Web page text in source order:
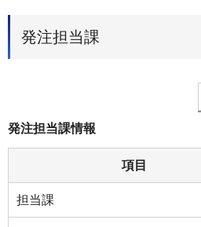
発注担当課
発注担当課情報
項目
担当課